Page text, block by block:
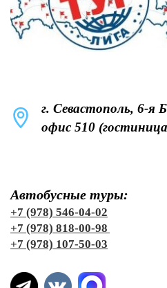
г. Севастополь, 6-я
офис 510
Автобусные туры:
+7 (978) 546-04-02
+7 (978) 818-00-98
+7 (978) 107-50-03